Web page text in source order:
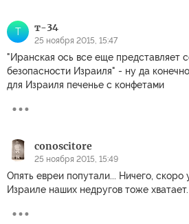
Т т-34
25 ноября 2015, 15:47
"Иранская ось все еще представляет
безопасности Израиля" - ну да
для Израиля печенье с конфетами
conoscitore
25 ноября 2015, 15:49
Опять евреи попутали... Ничего, скоро
Израиле наших недругов тоже хватает.